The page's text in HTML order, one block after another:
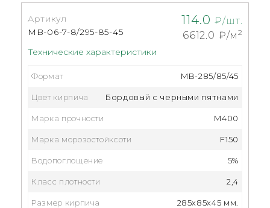
114.0 ₽/шт.
6612.0 ₽/м2
Технические характеристики
Артикул
MB-06-7-8/295-85-45
Формат MB-285/85/45
Цвет кирпича Бордовый с черными пятнами
Марка прочности M400
Марка морозостойксоти F150
Водопоглощение 5%
Класс плотности 2,4
Размер кирпича 285x85x45 мм.